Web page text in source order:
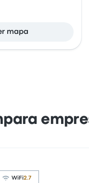
mapa
WiFi2.7